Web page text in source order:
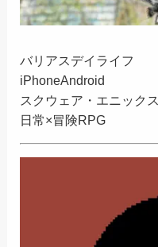
バリアスデイライフ
iPhoneAndroid
スクウェア・エニックス
日常×冒険RPG